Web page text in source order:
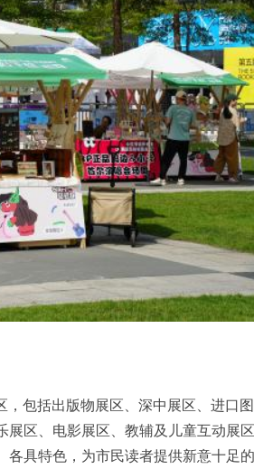
包括出版物展区、深中展区、进口
区、电影展区、教辅及儿童互动展
具特色，为市民读者提供新意十足